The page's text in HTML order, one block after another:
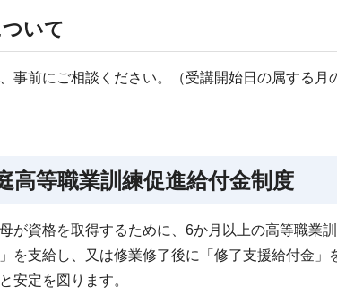
いて
事前にご相談ください。（受講開始日の属する月
高等職業訓練促進給付金制度
が資格を取得するために、6か月以上の高等職業
を支給し、又は修業修了後に「修了支援給付金
安定を図ります。